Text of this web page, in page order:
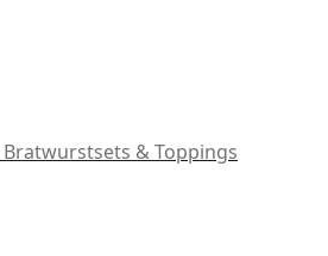
Bratwurstsets & Toppings